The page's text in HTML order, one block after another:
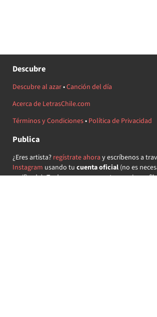
Descubre
Descubre al azar•Canción del día
Acerca de LetrasChile.com
Términos y Condiciones• Política de Privacidad
Publica
¿Eres artista? regístrate ahora y escríbenos a
Instagram usando tu cuenta oficial(no es
verificada) ¡Te daremos acceso a tu propio